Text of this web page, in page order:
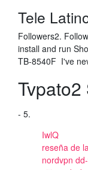
Tele
Followers2.
install and run
TB-8540F I've
- 5.
IwlQ
reseña de
nordvpn